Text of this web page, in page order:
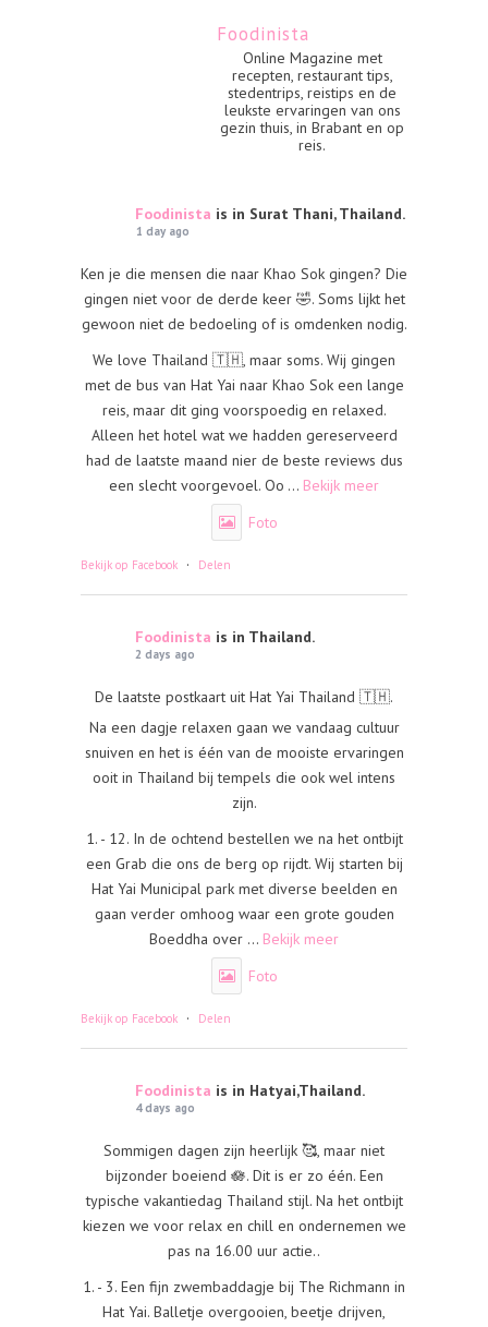
Foodinista
Online Magazine met
recepten, restaurant tips,
stedentrips, reistips en de
leukste ervaringen van ons
gezin thuis, in Brabant en op
reis.
Foodinista is in Surat Thani, Thailand.
1 day ago
Ken je die mensen die naar Khao Sok gingen? Die
gingen niet voor de derde keer 🤣. Soms lijkt het
gewoon niet de bedoeling of is omdenken nodig.
We love Thailand 🇹🇭, maar soms. Wij gingen
met de bus van Hat Yai naar Khao Sok een lange
reis, maar dit ging voorspoedig en relaxed.
Alleen het hotel wat we hadden gereserveerd
had de laatste maand nier de beste reviews dus
een slecht voorgevoel. Oo ... Bekijk meer
Foto
Bekijk op Facebook · Delen
Foodinista is in Thailand.
2 days ago
De laatste postkaart uit Hat Yai Thailand 🇹🇭.
Na een dagje relaxen gaan we vandaag cultuur
snuiven en het is één van de mooiste ervaringen
ooit in Thailand bij tempels die ook wel intens
zijn.
1. - 12. In de ochtend bestellen we na het ontbijt
een Grab die ons de berg op rijdt. Wij starten bij
Hat Yai Municipal park met diverse beelden en
gaan verder omhoog waar een grote gouden
Boeddha over ... Bekijk meer
Foto
Bekijk op Facebook · Delen
Foodinista is in Hatyai,Thailand.
4 days ago
Sommigen dagen zijn heerlijk 🥰, maar niet
bijzonder boeiend 🪷. Dit is er zo één. Een
typische vakantiedag Thailand stijl. Na het ontbijt
kiezen we voor relax en chill en ondernemen we
pas na 16.00 uur actie..
1. - 3. Een fijn zwembaddagje bij The Richmann in
Hat Yai. Balletje overgooien, beetje drijven,